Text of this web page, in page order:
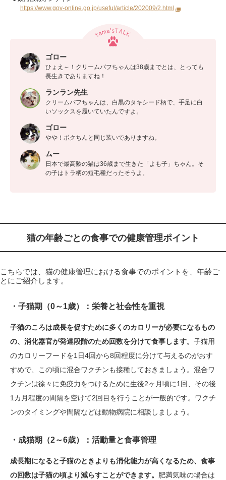
https://www.gov-online.go.jp/useful/article/202009/2.html
ゴロー
ひょえ～！クリームパフちゃんは38歳までとは、とっても
長生きでありますね！
ランラン先生
クリームパフちゃんは、白黒のタキシード柄で、手足に白
いソックスを履いていたんですよ。
ゴロー
やや！ボクちんと同じ装いでありますね。
ムー
日本で最高齢の猫は36歳まで生きた「よも子」ちゃん。そ
の子はトラ柄の短毛種だったそうよ。
猫の年齢ごとの食事での健康管理ポイント
こちらでは、猫の健康管理における食事でのポイントを、年齢ご
とにご紹介します。
・子猫期（0～1歳）：栄養と社会性を重視
子猫のころは成長を促すために多くのカロリーが必要になるもの
の、消化器官が発達段階のため回数を分けて食事します。 子猫用
のカロリーフードを1日4回から8回程度に分けて与えるのがおす
すめで、この頃に混合ワクチンも接種しておきましょう。混合ワ
クチンは徐々に免疫力をつけるために生後2ヶ月頃に1回、その後
1カ月程度の間隔を空けて2回目を行うことが一般的です。ワクチ
ンのタイミングや間隔などは動物病院に相談しましょう。
・成猫期（2～6歳）：活動量と食事管理
成長期になると子猫のときよりも消化能力が高くなるため、食事
の回数は子猫の頃より減らすことができます。 肥満気味の場合は